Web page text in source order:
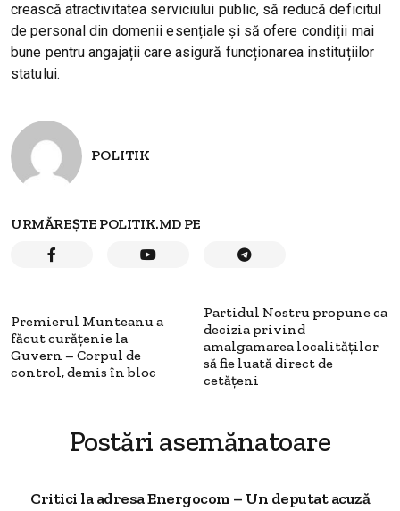
crească atractivitatea serviciului public, să reducă deficitul
de personal din domenii esențiale și să ofere condiții mai
bune pentru angajații care asigură funcționarea instituțiilor
statului.
POLITIK
URMĂREȘTE POLITIK.MD PE
Premierul Munteanu a
făcut curățenie la
Guvern – Corpul de
control, demis în bloc
Partidul Nostru propune ca
decizia privind
amalgamarea localităților
să fie luată direct de
cetățeni
Postări asemănatoare
Critici la adresa Energocom – Un deputat acuză